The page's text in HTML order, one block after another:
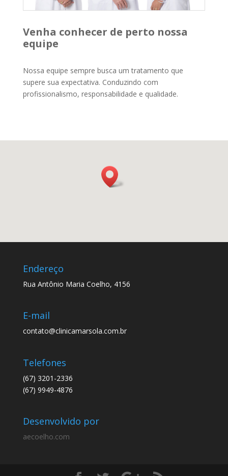
Venha conhecer de perto nossa
equipe
Nossa equipe sempre busca um tratamento que
supere sua expectativa. Conduzindo com
profissionalismo, responsabilidade e qualidade.
Endereço
Rua Antônio Maria Coelho, 4156
E-mail
contato@clinicamarsola.com.br
Telefones
(67) 3201-2336
(67) 9949-4876
Desenvolvido por
aecoelho.com